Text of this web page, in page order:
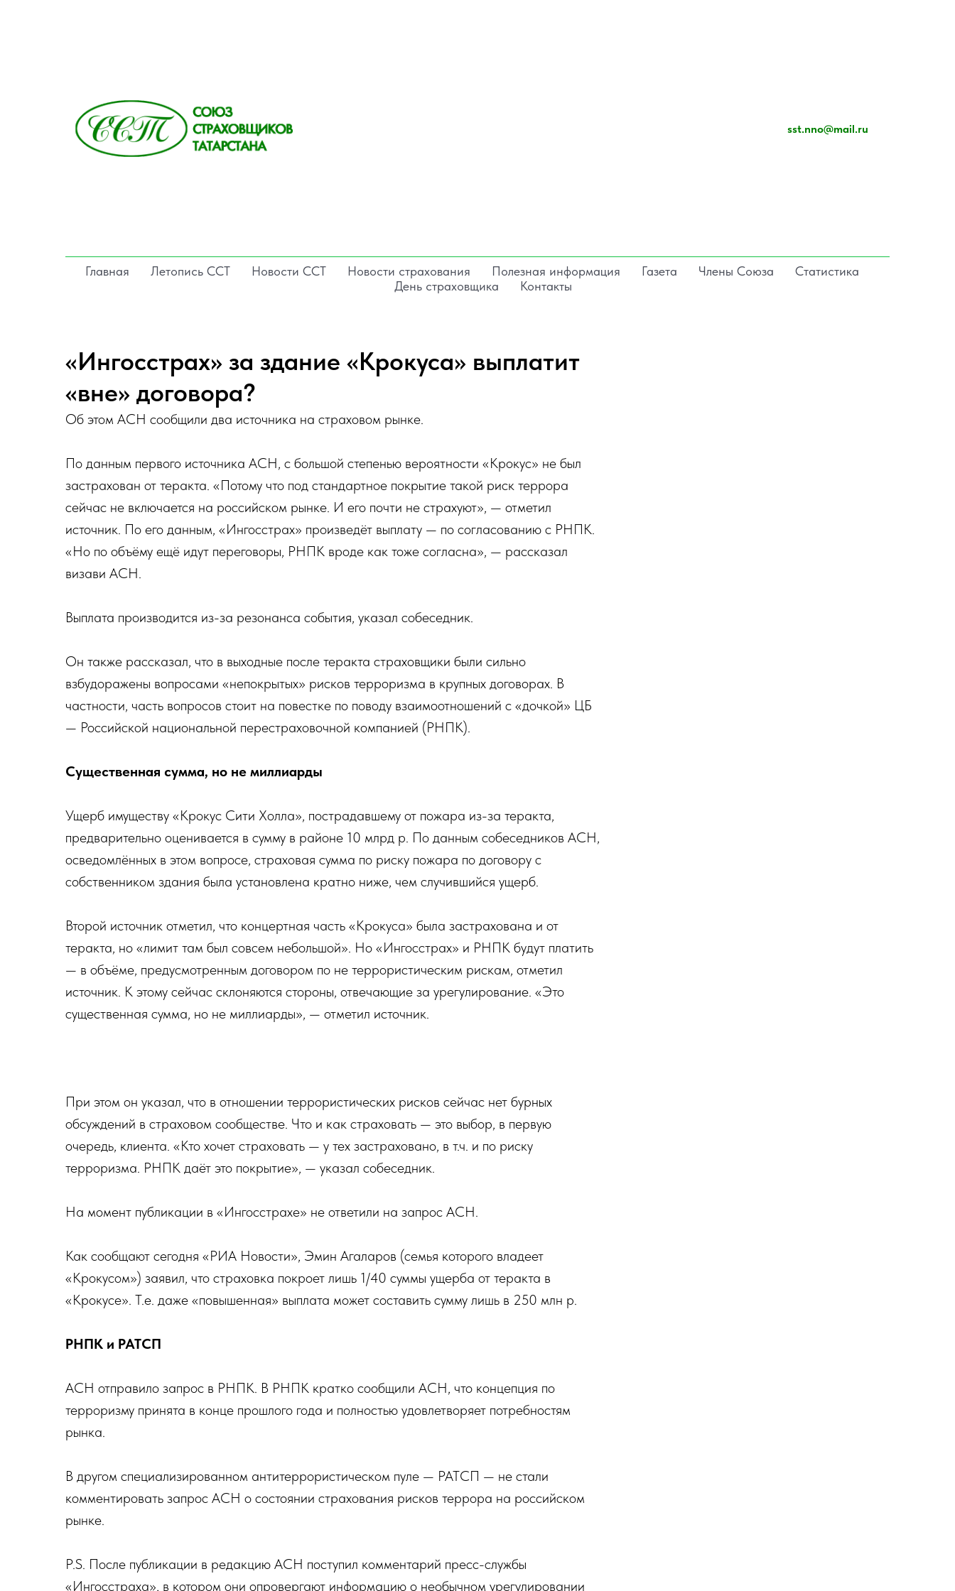
sst.nno@mail.ru
Главная Летопись ССТ Новости ССТ Новости страхования Полезная информация Газета Члены Союза
Статистика
День страховщика
Контакты
«Ингосстрах» за здание «Крокуса» выплатит
«вне» договора?
Об этом АСН сообщили два источника на страховом рынке.
По данным первого источника АСН, с большой степенью вероятности «Крокус» не был
застрахован от теракта. «Потому что под стандартное покрытие такой риск террора
сейчас не включается на российском рынке. И его почти не страхуют», — отметил
источник. По его данным, «Ингосстрах» произведёт выплату — по согласованию с РНПК.
«Но по объёму ещё идут переговоры, РНПК вроде как тоже согласна», — рассказал
визави АСН.
Выплата производится из-за резонанса события, указал собеседник.
Он также рассказал, что в выходные после теракта страховщики были сильно
взбудоражены вопросами «непокрытых» рисков терроризма в крупных договорах. В
частности, часть вопросов стоит на повестке по поводу взаимоотношений с «дочкой» ЦБ
— Российской национальной перестраховочной компанией (РНПК).
Существенная сумма, но не миллиарды
Ущерб имуществу «Крокус Сити Холла», пострадавшему от пожара из-за теракта,
предварительно оценивается в сумму в районе 10 млрд р. По данным собеседников АСН,
осведомлённых в этом вопросе, страховая сумма по риску пожара по договору с
собственником здания была установлена кратно ниже, чем случившийся ущерб.
Второй источник отметил, что концертная часть «Крокуса» была застрахована и от
теракта, но «лимит там был совсем небольшой». Но «Ингосстрах» и РНПК будут платить
— в объёме, предусмотренным договором по не террористическим рискам, отметил
источник. К этому сейчас склоняются стороны, отвечающие за урегулирование. «Это
существенная сумма, но не миллиарды», — отметил источник.
При этом он указал, что в отношении террористических рисков сейчас нет бурных
обсуждений в страховом сообществе. Что и как страховать — это выбор, в первую
очередь, клиента. «Кто хочет страховать — у тех застраховано, в т.ч. и по риску
терроризма. РНПК даёт это покрытие», — указал собеседник.
На момент публикации в «Ингосстрахе» не ответили на запрос АСН.
Как сообщают сегодня «РИА Новости», Эмин Агаларов (семья которого владеет
«Крокусом») заявил, что страховка покроет лишь 1/40 суммы ущерба от теракта в
«Крокусе». Т.е. даже «повышенная» выплата может составить сумму лишь в 250 млн р.
РНПК и РАТСП
АСН отправило запрос в РНПК. В РНПК кратко сообщили АСН, что концепция по
терроризму принята в конце прошлого года и полностью удовлетворяет потребностям
рынка.
В другом специализированном антитеррористическом пуле — РАТСП — не стали
комментировать запрос АСН о состоянии страхования рисков террора на российском
рынке.
P.S. После публикации в редакцию АСН поступил комментарий пресс-службы
«Ингосстраха», в котором они опровергают информацию о необычном урегулировании